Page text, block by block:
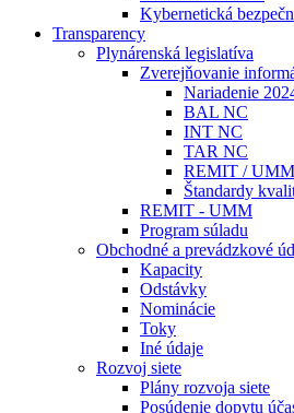
Kybernetická
Transparency
Plynárenská legislatíva
Zverejňovanie
Nariadenie
BAL NC
INT NC
TAR NC
REMIT / UMM
Štandardy
REMIT - UMM
Program súladu
Obchodné a prevádzkové
Kapacity
Odstávky
Nominácie
Toky
Iné údaje
Rozvoj siete
Plány rozvoja siete
Posúdenie dopytu